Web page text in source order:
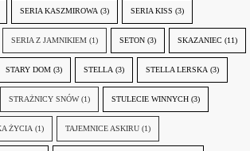
SERIA KASZMIROWA (3) SERIA KISS (3)
SERIA Z JAMNIKIEM (1) SETON (3) SKAZANIEC (11)
STARY DOM (3) STELLA (3) STELLA LERSKA (3)
STRAŻNICY SNÓW (1) STULECIE WINNYCH (3)
ŻYCIA (1) TAJEMNICE ASKIRU (1)